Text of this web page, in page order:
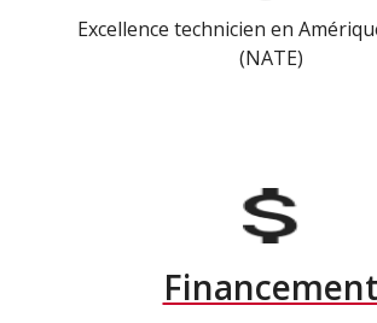
Excellence technicien en
(NATE)
Financement